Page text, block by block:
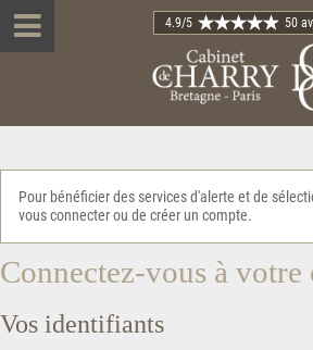
4.9/5 50
Pour bénéficier des services d'alerte et de
vous connecter ou de créer un compte.
Connectez-vous à votre
Vos identifiants